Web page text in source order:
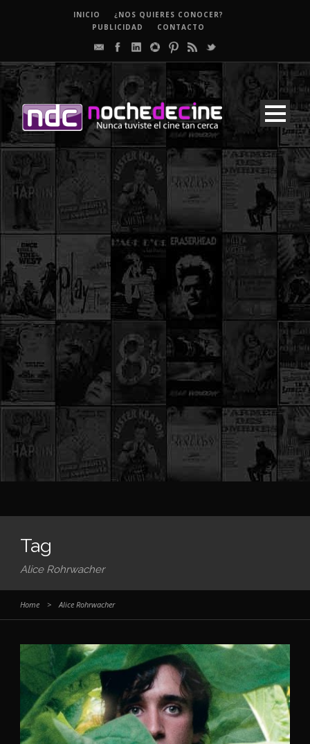
INICIO
¿NOS QUIERES CONOCER?
PUBLICIDAD
CONTACTO
Tag
Alice Rohrwacher
Home > Alice Rohrwacher